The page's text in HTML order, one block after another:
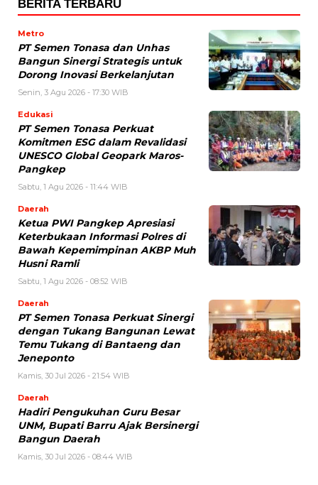
BERITA TERBARU
Metro
PT Semen Tonasa dan Unhas
Bangun Sinergi Strategis untuk
Dorong Inovasi Berkelanjutan
Senin, 3 Agu 2026 - 17:30 WIB
Edukasi
PT Semen Tonasa Perkuat
Komitmen ESG dalam Revalidasi
UNESCO Global Geopark Maros-
Pangkep
Sabtu, 1 Agu 2026 - 11:44 WIB
Daerah
Ketua PWI Pangkep Apresiasi
Keterbukaan Informasi Polres di
Bawah Kepemimpinan AKBP Muh
Husni Ramli
Sabtu, 1 Agu 2026 - 08:52 WIB
Daerah
PT Semen Tonasa Perkuat Sinergi
dengan Tukang Bangunan Lewat
Temu Tukang di Bantaeng dan
Jeneponto
Kamis, 30 Jul 2026 - 21:54 WIB
Daerah
Hadiri Pengukuhan Guru Besar
UNM, Bupati Barru Ajak Bersinergi
Bangun Daerah
Kamis, 30 Jul 2026 - 08:44 WIB